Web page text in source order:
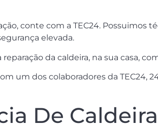
conte com a TEC24. Possuimos
elevada.
da caldeira, na sua casa,
um dos colaboradores da TEC24,
De